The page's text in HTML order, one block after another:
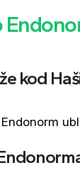
kod